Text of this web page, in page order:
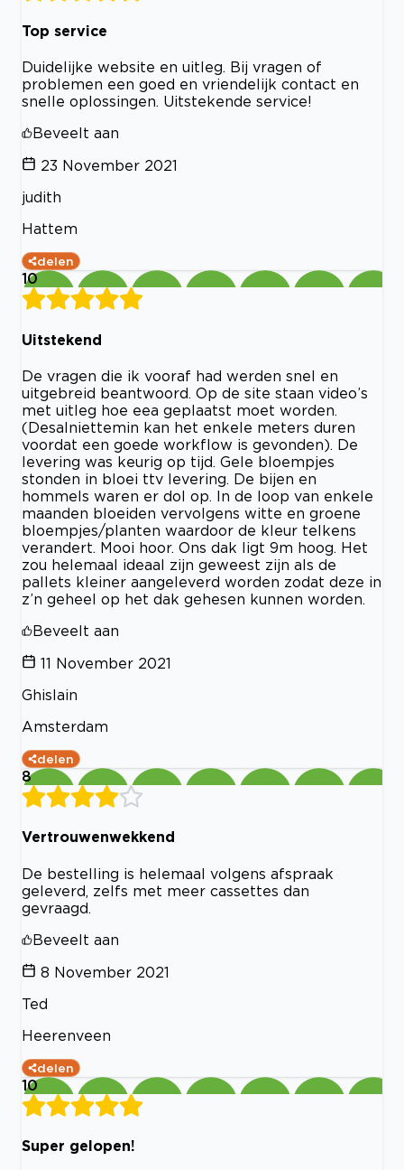
Top service
Duidelijke website en uitleg. Bij vragen of
problemen een goed en vriendelijk contact en
snelle oplossingen. Uitstekende service!
Beveelt aan
23 November 2021
judith
Hattem
delen
10
Uitstekend
De vragen die ik vooraf had werden snel en
uitgebreid beantwoord. Op de site staan video’s
met uitleg hoe eea geplaatst moet worden.
(Desalniettemin kan het enkele meters duren
voordat een goede workflow is gevonden). De
levering was keurig op tijd. Gele bloempjes
stonden in bloei ttv levering. De bijen en
hommels waren er dol op. In de loop van enkele
maanden bloeiden vervolgens witte en groene
bloempjes/planten waardoor de kleur telkens
verandert. Mooi hoor. Ons dak ligt 9m hoog. Het
zou helemaal ideaal zijn geweest zijn als de
pallets kleiner aangeleverd worden zodat deze in
z’n geheel op het dak gehesen kunnen worden.
Beveelt aan
11 November 2021
Ghislain
Amsterdam
delen
8
Vertrouwenwekkend
De bestelling is helemaal volgens afspraak
geleverd, zelfs met meer cassettes dan
gevraagd.
Beveelt aan
8 November 2021
Ted
Heerenveen
delen
10
Super gelopen!